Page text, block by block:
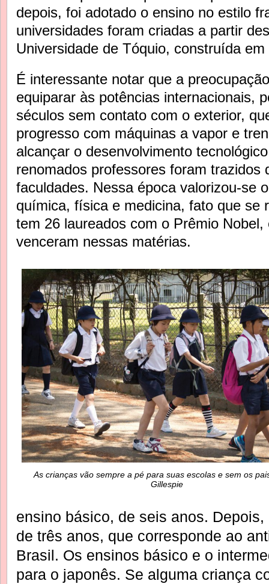
depois, foi adotado o ensino no estilo
universidades foram criadas a partir
Universidade de Tóquio, construída em
É interessante notar que a
equiparar às potências internacionais,
séculos sem contato com o exterior,
progresso com máquinas a vapor e
alcançar o desenvolvimento
renomados professores foram trazidos
faculdades. Nessa época valorizou-se
química, física e medicina, fato que se
tem 26 laureados com o Prêmio
venceram nessas matérias.
As crianças vão sempre a pé para suas escolas e sem os
Gillespie
ensino básico, de seis anos.
de três anos, que corresponde ao
Brasil. Os ensinos básico e o
para o japonês. Se alguma criança